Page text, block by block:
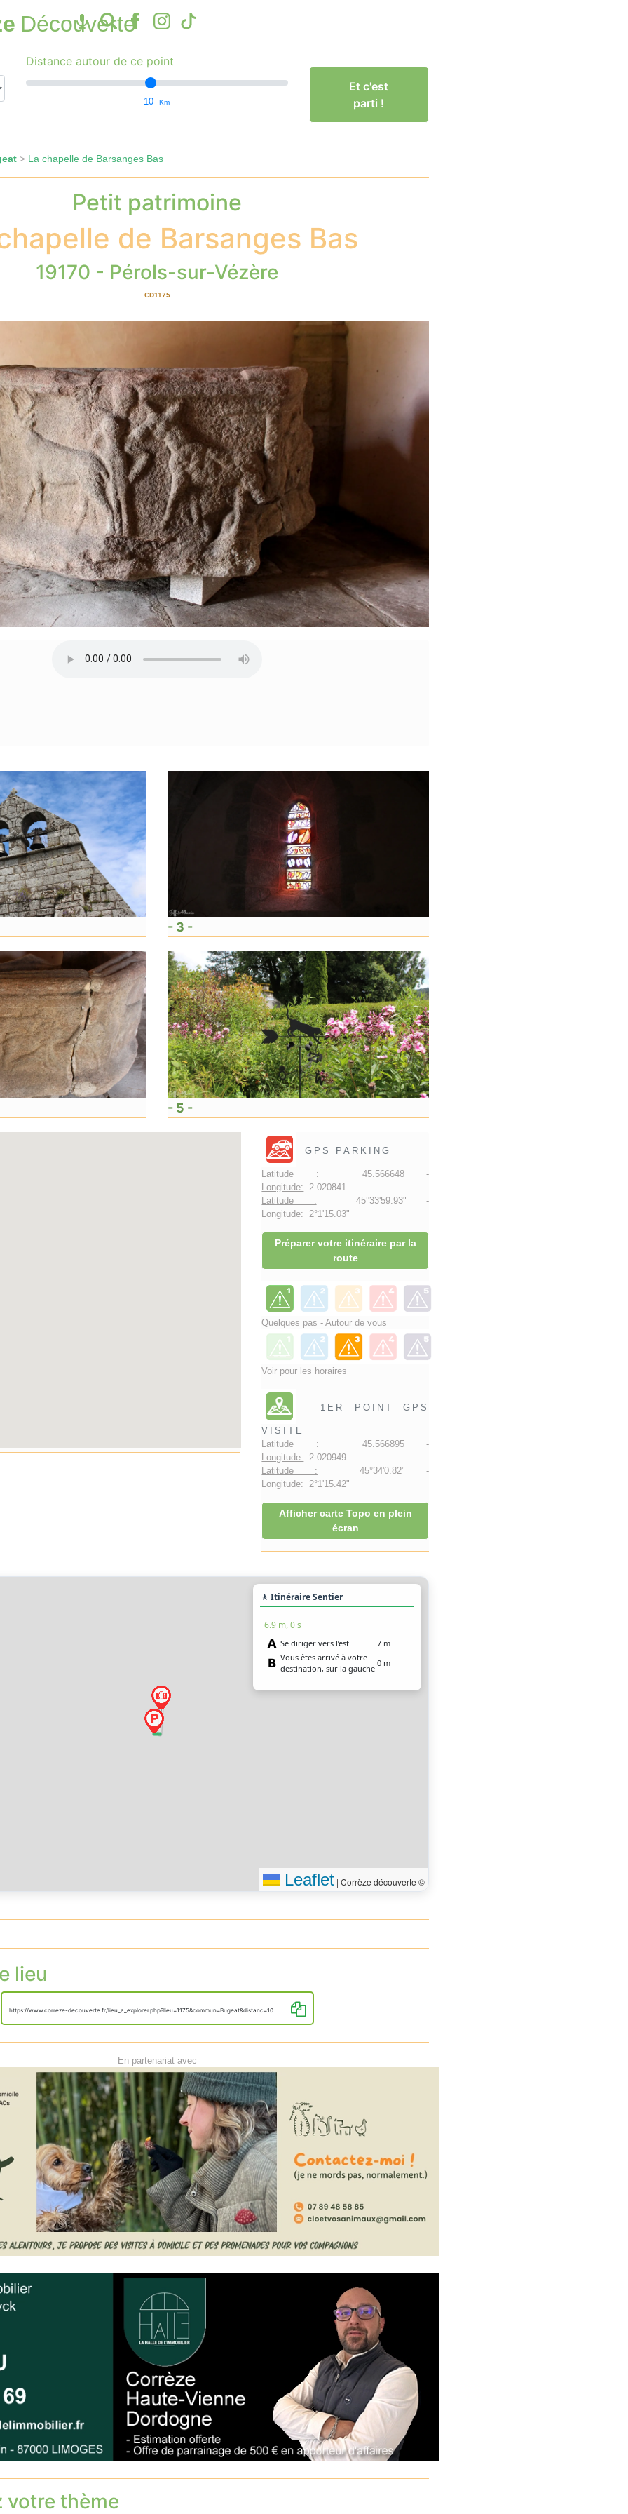
Découverte
Distance autour de ce point
10 Km
Et c'est
parti !
> La chapelle de Barsanges Bas
Petit patrimoine
de Barsanges Bas
19170 - Pérols-sur-Vézère
CD1175
- 3 -
- 5 -
GPS PARKING
Latitude : 45.566648 -
Longitude: 2.020841
Latitude : 45°33'59.93" -
Longitude: 2°1'15.03"
Préparer votre itinéraire par la
route
Quelques pas - Autour de vous
Voir pour les horaires
1ER POINT GPS
VISITE
Latitude : 45.566895 -
Longitude: 2.020949
Latitude : 45°34'0.82" -
Longitude: 2°1'15.42"
Afficher carte Topo en plein
écran
🚶 Itinéraire Sentier
6.9 m, 0 s
Se diriger vers l’est
7 m
Vous êtes arrivé à votre
destination, sur la gauche
0 m
Leaflet | Corrèze découverte ©
lieu
https://www.correze-decouverte.fr/lieu_a_explorer.php?lieu=1175&commun=Bugeat&distanc=10
En partenariat avec
votre thème